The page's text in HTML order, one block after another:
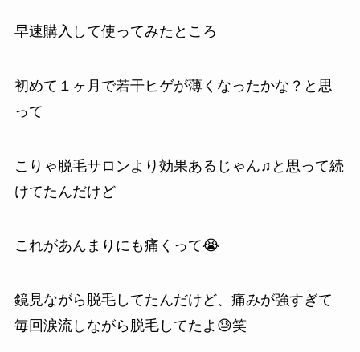
早速購入して使ってみたところ
初めて１ヶ月で若干ヒゲが薄くなったかな？と思
って
こりゃ脱毛サロンより効果あるじゃん♫と思って続
けてたんだけど
これがあんまりにも痛くって😭
鏡見ながら脱毛してたんだけど、痛みが強すぎて
毎回涙流しながら脱毛してたよ😓笑